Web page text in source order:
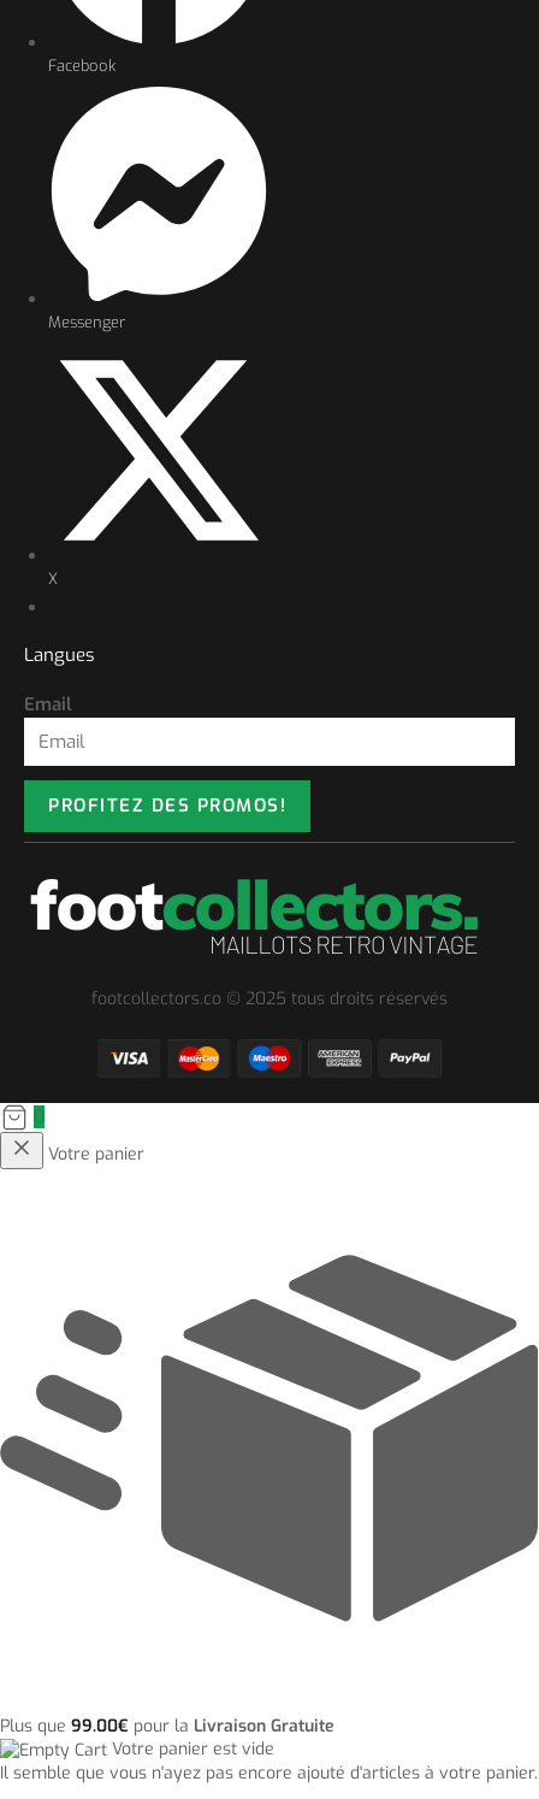
Facebook
Messenger
X
Langues
Email
PROFITEZ DES PROMOS!
footcollectors.co © 2025 tous droits réservés
0
Votre panier
Plus que 99.00€ pour la Livraison Gratuite
Votre panier est vide
Il semble que vous n'ayez pas encore ajouté d'articles à votre panier.